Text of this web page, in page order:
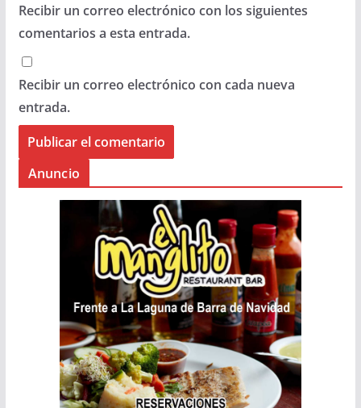
Recibir un correo electrónico con los siguientes
comentarios a esta entrada.
Recibir un correo electrónico con cada nueva
entrada.
Anuncio